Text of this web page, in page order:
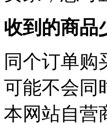
收到的商品
同个订单购
可能不会同
本网站自营